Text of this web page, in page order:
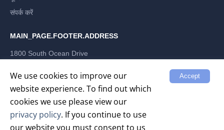
We use cookies to improve our
website experience. To find out which
cookies we use please view our
privacy policy. If you continue to use
our website you must consent to us
Accept
संपर्क करें
MAIN_PAGE.FOOTER.ADDRESS
1800 South Ocean Drive
LABRIKA INC